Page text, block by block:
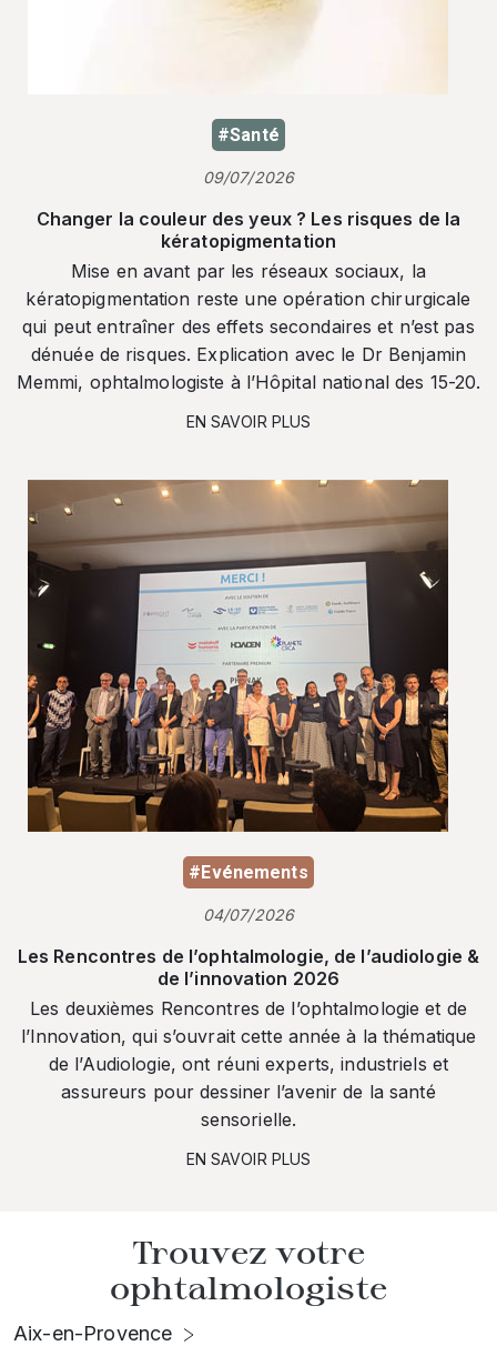
#Santé
09/07/2026
Changer la couleur des yeux ? Les risques de la
kératopigmentation
Mise en avant par les réseaux sociaux, la
kératopigmentation reste une opération chirurgicale
qui peut entraîner des effets secondaires et n’est pas
dénuée de risques. Explication avec le Dr Benjamin
Memmi, ophtalmologiste à l’Hôpital national des 15-20.
EN SAVOIR PLUS
#Evénements
04/07/2026
Les Rencontres de l’ophtalmologie, de l’audiologie &
de l’innovation 2026
Les deuxièmes Rencontres de l’ophtalmologie et de
l’Innovation, qui s’ouvrait cette année à la thématique
de l’Audiologie, ont réuni experts, industriels et
assureurs pour dessiner l’avenir de la santé
sensorielle.
EN SAVOIR PLUS
Trouvez votre
ophtalmologiste
Aix-en-Provence